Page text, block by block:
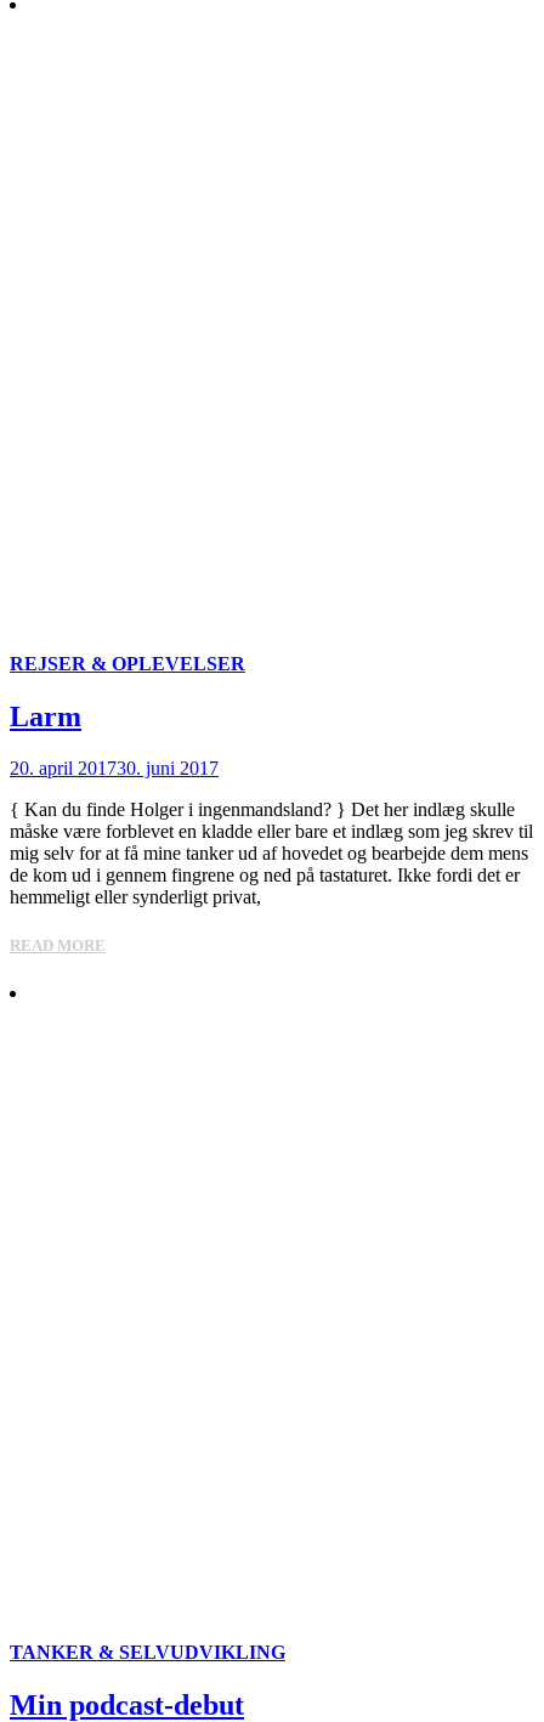
REJSER & OPLEVELSER
Larm
20. april 201730. juni 2017
{ Kan du finde Holger i ingenmandsland? } Det her indlæg skulle
måske være forblevet en kladde eller bare et indlæg som jeg skrev til
mig selv for at få mine tanker ud af hovedet og bearbejde dem mens
de kom ud i gennem fingrene og ned på tastaturet. Ikke fordi det er
hemmeligt eller synderligt privat,
READ MORE
TANKER & SELVUDVIKLING
Min podcast-debut